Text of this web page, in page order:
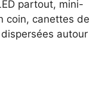
partout, mini-
coin, canettes de
autour